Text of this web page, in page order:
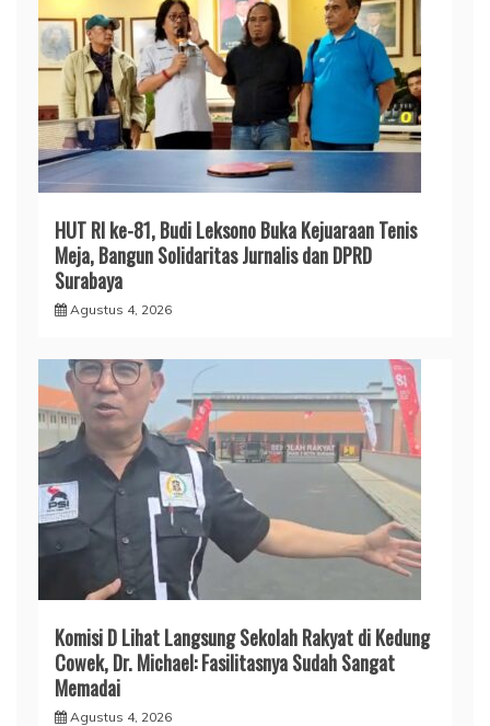
HUT RI ke-81, Budi Leksono Buka Kejuaraan Tenis
Meja, Bangun Solidaritas Jurnalis dan DPRD
Surabaya
Agustus 4, 2026
Komisi D Lihat Langsung Sekolah Rakyat di Kedung
Cowek, Dr. Michael: Fasilitasnya Sudah Sangat
Memadai
Agustus 4, 2026